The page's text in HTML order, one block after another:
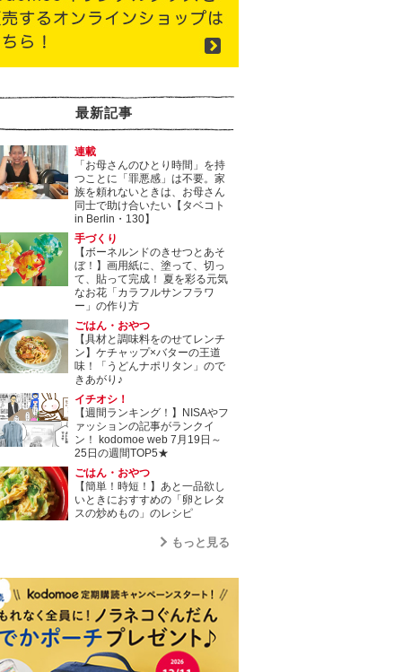
最新記事
連載
「お母さんのひとり時間」を持
つことに「罪悪感」は不要。家
族を頼れないときは、お母さん
同士で助け合いたい【タベコト
in Berlin・130】
手づくり
【ボーネルンドのきせつとあそ
ぼ！】画用紙に、塗って、切っ
て、貼って完成！ 夏を彩る元気
なお花「カラフルサンフラワ
ー」の作り方
ごはん・おやつ
【具材と調味料をのせてレンチ
ン】ケチャップ×バターの王道
味！「うどんナポリタン」ので
きあがり♪
イチオシ！
【週間ランキング！】NISAやフ
ァッションの記事がランクイ
ン！ kodomoe web 7月19日～
25日の週間TOP5★
ごはん・おやつ
【簡単！時短！】あと一品欲し
いときにおすすめの「卵とレタ
スの炒めもの」のレシピ
もっと見る